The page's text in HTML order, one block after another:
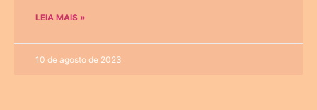
LEIA MAIS »
10 de agosto de 2023